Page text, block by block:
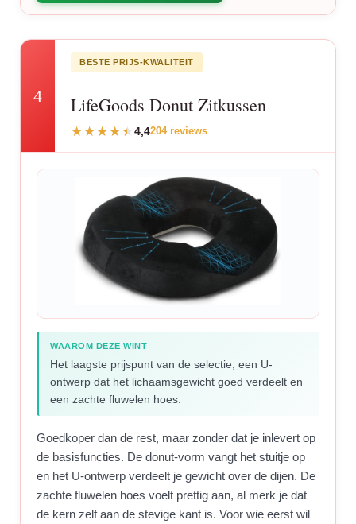
4
BESTE PRIJS-KWALITEIT
LifeGoods Donut Zitkussen
4,4204 reviews
WAAROM DEZE WINT
Het laagste prijspunt van de selectie, een U-
ontwerp dat het lichaamsgewicht goed verdeelt en
een zachte fluwelen hoes.
Goedkoper dan de rest, maar zonder dat je inlevert op
de basisfuncties. De donut-vorm vangt het stuitje op
en het U-ontwerp verdeelt je gewicht over de dijen. De
zachte fluwelen hoes voelt prettig aan, al merk je dat
de kern zelf aan de stevige kant is. Voor wie eerst wil